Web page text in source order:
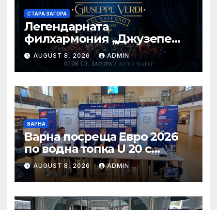
СТАРА ЗАГОРА
Легендарната
филхармония „Джузепе
Верди“ от Салерно с
концерт под звездите тази
вечер в Летен татър – Стара
Загора
AUGUST 8, 2026 ADMIN
ВАРНА
Варна посреща Евро 2026
по водна топка U 20 с
отлични условия на
състезателните басейни
AUGUST 8, 2026 ADMIN